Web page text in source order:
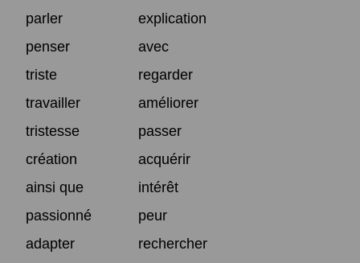
parler
explication
penser
avec
triste
regarder
travailler
améliorer
tristesse
passer
création
acquérir
ainsi que
intérêt
passionné
peur
adapter
rechercher